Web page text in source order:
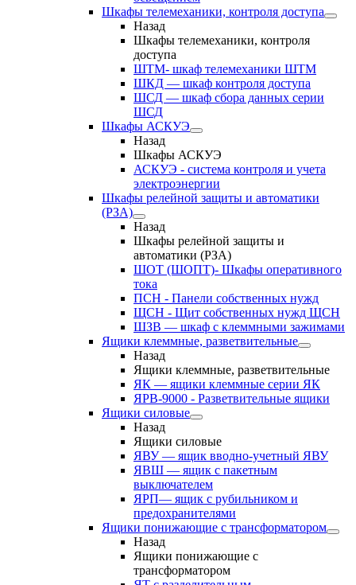
Шкафы телемеханики, контроля доступа
Назад
Шкафы телемеханики, контроля
доступа
ШТМ- шкаф телемеханики ШТМ
ШКД — шкаф контроля доступа
ШСД — шкаф сбора данных серии
ШСД
Шкафы АСКУЭ
Назад
Шкафы АСКУЭ
АСКУЭ - система контроля и учета
электроэнергии
Шкафы релейной защиты и автоматики
(РЗА)
Назад
Шкафы релейной защиты и
автоматики (РЗА)
ШОТ (ШОПТ)- Шкафы оперативного
тока
ПСН - Панели собственных нужд
ЩСН - Щит собственных нужд ЩСН
ШЗВ — шкаф с клеммными зажимами
Ящики клеммные, разветвительные
Назад
Ящики клеммные, разветвительные
ЯК — ящики клеммные серии ЯК
ЯРВ-9000 - Разветвительные ящики
Ящики силовые
Назад
Ящики силовые
ЯВУ — ящик вводно-учетный ЯВУ
ЯВШ — ящик с пакетным
выключателем
ЯРП— ящик с рубильником и
предохранителями
Ящики понижающие с трансформатором
Назад
Ящики понижающие с
трансформатором